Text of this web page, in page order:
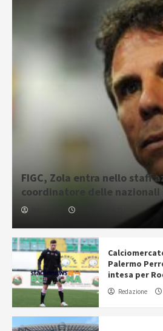
FIGC, Zola entra nello staff
coordinatore delle nazionali
Palermo
intesa per
Redazione